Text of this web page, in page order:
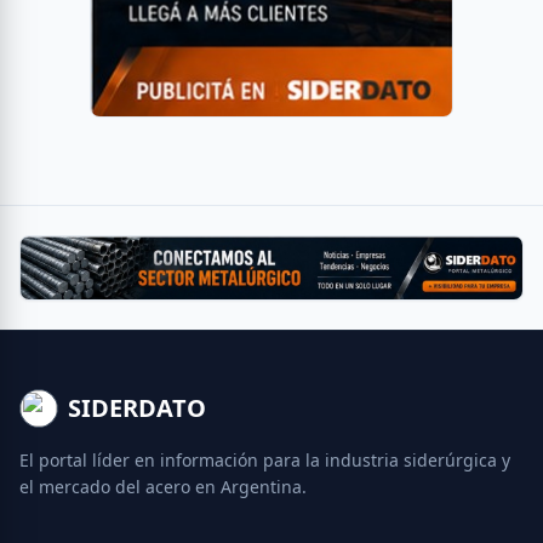
SIDERDATO
El portal líder en información para la industria siderúrgica y
el mercado del acero en Argentina.